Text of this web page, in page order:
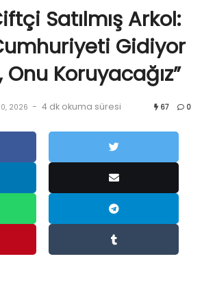
Satılmış Arkol:
Gidiyor
Koruyacağız”
2026 - 4 dk okuma süresi 67 0